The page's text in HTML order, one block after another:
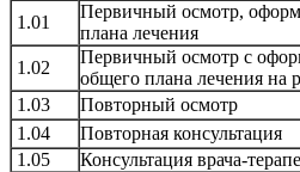
1.01
Первичный осмотр,
плана лечения
1.02
Первичный осмотр с
общего плана лечения на
1.03
Повторный осмотр
1.04
Повторная консультация
1.05
Консультация врача-